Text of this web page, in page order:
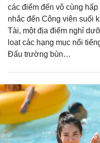
các điểm đến vô cùng
nhắc đến Công viên suối
Tài, một địa điểm nghỉ
loạt các hạng mục nổi
Đấu trường bùn…